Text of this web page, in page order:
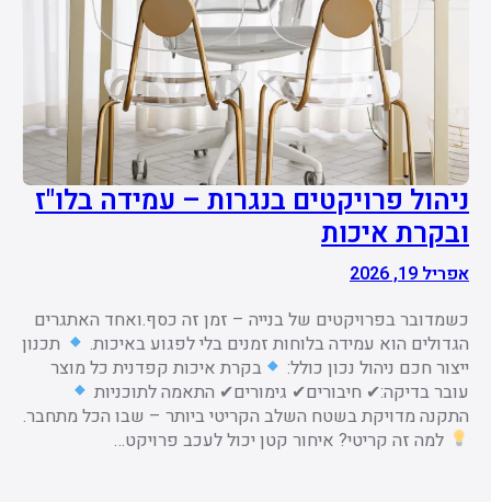
ניהול פרויקטים בנגרות – עמידה בלו"ז
ובקרת איכות
אפריל 19, 2026
כשמדובר בפרויקטים של בנייה – זמן זה כסף.ואחד האתגרים
הגדולים הוא עמידה בלוחות זמנים בלי לפגוע באיכות.
תכנון
ייצור חכם ניהול נכון כולל:
בקרת איכות קפדנית כל מוצר
עובר בדיקה:✔ חיבורים✔ גימורים✔ התאמה לתוכניות
התקנה מדויקת בשטח השלב הקריטי ביותר – שבו הכל מתחבר.
למה זה קריטי? איחור קטן יכול לעכב פרויקט…